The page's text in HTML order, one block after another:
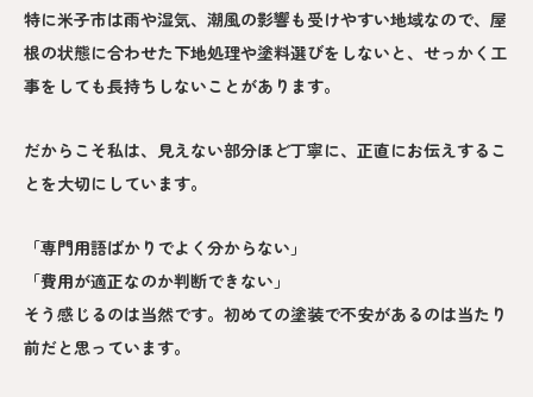
特に米子市は雨や湿気、潮風の影響も受けやすい地域なので、屋
根の状態に合わせた下地処理や塗料選びをしないと、せっかく工
事をしても長持ちしないことがあります。
だからこそ私は、見えない部分ほど丁寧に、正直にお伝えするこ
とを大切にしています。
「専門用語ばかりでよく分からない」
「費用が適正なのか判断できない」
そう感じるのは当然です。初めての塗装で不安があるのは当たり
前だと思っています。